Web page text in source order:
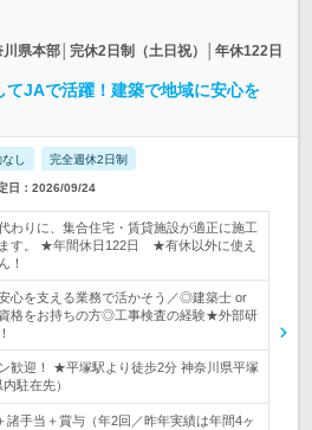
県本部│完休2日制（土日祝）│年休122日
てJAで活躍！建築で地域に安心を
し 完全週休2日制
日：2026/09/24
わりに、集合住宅・賃貸施設が適正に施工
す。 ★年間休日122日 ★有休以外に使え
！
心を支える業務で活かそう／◎建築士 or
格をお持ちの方◎工事検査の経験★外部研
歓迎！ ★平塚駅より徒歩2分 神奈川県平塚
駐在先）
諸手当＋賞与（年2回／昨年実績は年間4ヶ